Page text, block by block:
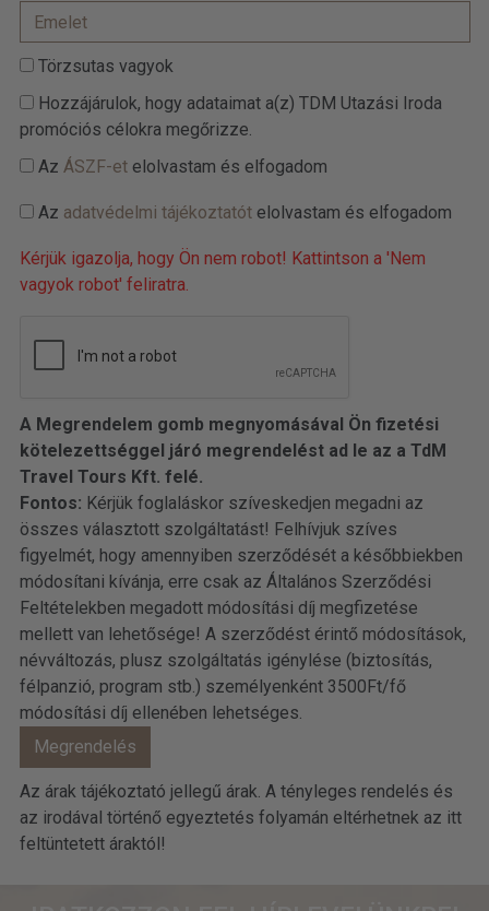
Törzsutas vagyok
Hozzájárulok, hogy adataimat a(z) TDM Utazási Iroda
promóciós célokra megőrizze.
Az ÁSZF-etelolvastam és elfogadom
Az adatvédelmi tájékoztatótelolvastam és elfogadom
Kérjük igazolja, hogy Ön nem robot! Kattintson a 'Nem
vagyok robot' feliratra.
A Megrendelem gomb megnyomásával Ön fizetési
kötelezettséggel járó megrendelést ad le az a TdM
Travel Tours Kft. felé.
Fontos: Kérjük foglaláskor szíveskedjen megadni az
összes választott szolgáltatást! Felhívjuk szíves
figyelmét, hogy amennyiben szerződését a későbbiekben
módosítani kívánja, erre csak az Általános Szerződési
Feltételekben megadott módosítási díj megfizetése
mellett van lehetősége! A szerződést érintő módosítások,
névváltozás, plusz szolgáltatás igénylése (biztosítás,
félpanzió, program stb.) személyenként 3500Ft/fő
módosítási díj ellenében lehetséges.
Az árak tájékoztató jellegű árak. A tényleges rendelés és
az irodával történő egyeztetés folyamán eltérhetnek az itt
feltüntetett áraktól!